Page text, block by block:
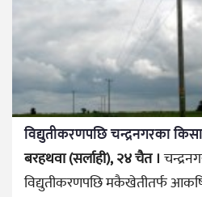
विद्युतीकरणपछि चन्द्रनगरका
बरहथवा (सर्लाही), २४ चैत ।
विद्युतीकरणपछि मकैखेतीतर्फ